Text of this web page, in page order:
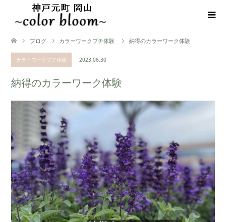
ブログ カラーワークプチ体験 納得のカラーワーク体験
カラーワークプチ体験 2023.06.30
納得のカラーワーク体験